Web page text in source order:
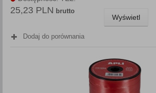
25,23 PLN brutto
Wyświetl
Dodaj do porównania
Polityka prywatności (rozwiń)
Klauzula Informacyjna (rozwiń)
Lista Zaufanych Partnerów (rozwiń)